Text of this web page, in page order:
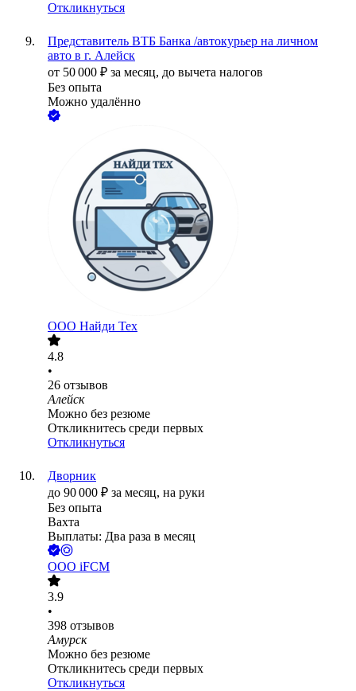
Откликнуться
Представитель ВТБ Банка /автокурьер на личном
авто в г. Алейск
от 50 000 ₽ за месяц, до вычета налогов
Без опыта
Можно удалённо
ООО Найди Тех
4.8
•
26 отзывов
Алейск
Можно без резюме
Откликнитесь среди первых
Откликнуться
Дворник
до 90 000 ₽ за месяц, на руки
Без опыта
Вахта
Выплаты: Два раза в месяц
ООО iFCM
3.9
•
398 отзывов
Амурск
Можно без резюме
Откликнитесь среди первых
Откликнуться